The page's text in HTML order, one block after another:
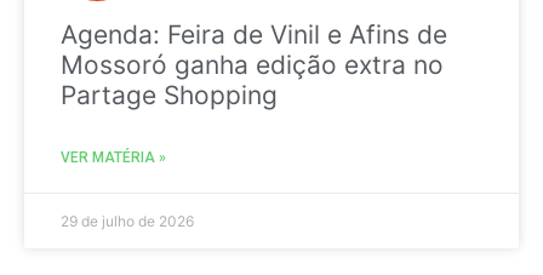
Agenda: Feira de Vinil e Afins de
Mossoró ganha edição extra no
Partage Shopping
VER MATÉRIA »
29 de julho de 2026